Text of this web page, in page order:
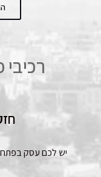
רכיבי
יש לכם עסק בפתח